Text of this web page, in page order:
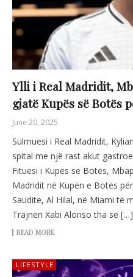
Ylli i Real Madridit,
gjatë Kupës së Botës
June 20, 2025
Sulmuesi i Real Madridit,
spital me një rast akut
Fituesi i Kupës së Botës,
Madridit në Kupën e Botës
Saudite, Al Hilal, në Miami të
Trajneri Xabi Alonso tha se […]
READ MORE
LIFESTYLE